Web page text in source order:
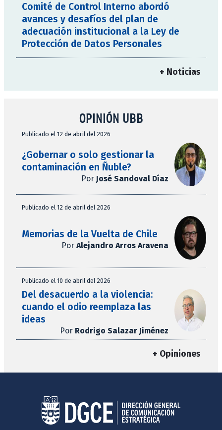
Comité de Control Interno abordó
avances y desafíos del plan de
adecuación institucional a la Ley de
Protección de Datos Personales
+ Noticias
OPINIÓN UBB
Publicado el 12 de abril del 2026
¿Gobernar o solo gestionar la
contaminación en Ñuble?
Por José Sandoval Díaz
Publicado el 12 de abril del 2026
Memorias de la Vuelta de Chile
Por Alejandro Arros Aravena
Publicado el 10 de abril del 2026
Del desacuerdo a la violencia:
cuando el odio reemplaza las
ideas
Por Rodrigo Salazar Jiménez
+ Opiniones